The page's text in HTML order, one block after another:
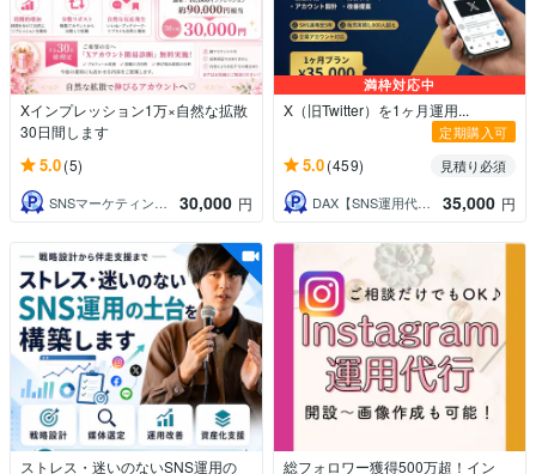
Xインプレッション1万×自然な拡散
30日間します
5.0(5)
SNSマーケティング沙織 30,000 円
満枠対応中
X（旧Twitter）を1ヶ月運用...
定期購入可
5.0(459)
見積り必須
DAX【SNS運用代行チーム】
35,000 円
ストレス・迷いのないSNS運用の
総フォロワー獲得500万超！イン